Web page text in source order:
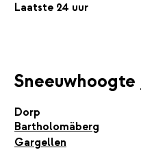
Laatste 24 uur
Sneeuwhoogte
Dorp
Bartholomäberg
Gargellen